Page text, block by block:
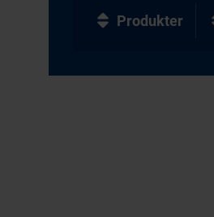
Produkter